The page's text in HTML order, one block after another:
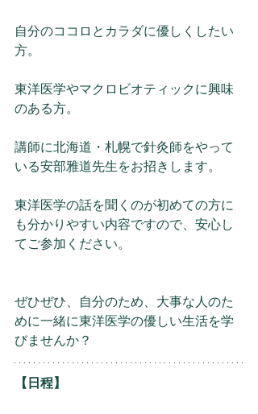
自分のココロとカラダに優しくしたい
方。
東洋医学やマクロビオティックに興味
のある方。
講師に北海道・札幌で針灸師をやって
いる安部雅道先生をお招きします。
東洋医学の話を聞くのが初めての方に
も分かりやすい内容ですので、安心し
てご参加ください。
ぜひぜひ、自分のため、大事な人のた
めに一緒に東洋医学の優しい生活を学
びませんか？
【日程】